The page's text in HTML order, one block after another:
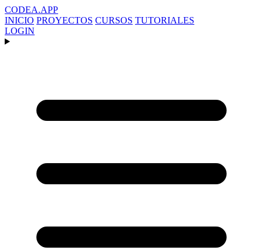
CODEA.APP
INICIO PROYECTOS CURSOS TUTORIALES
LOGIN